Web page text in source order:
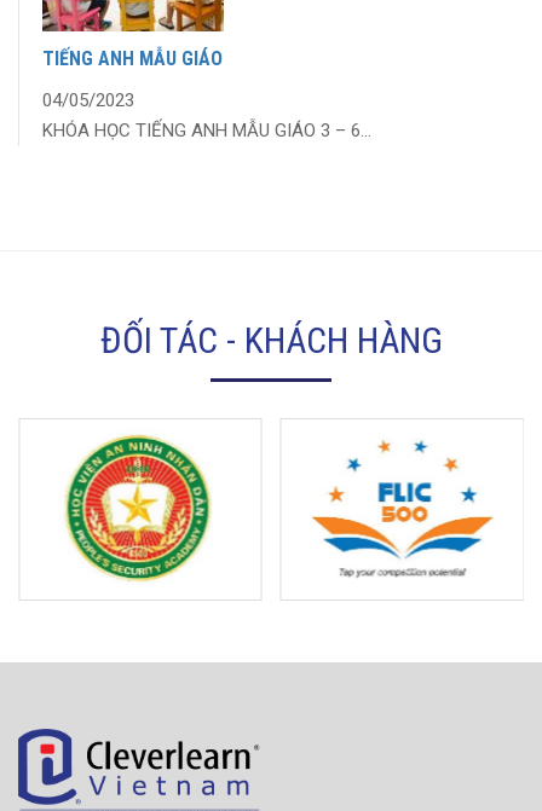
TIẾNG ANH MẪU GIÁO
04/05/2023
KHÓA HỌC TIẾNG ANH MẪU GIÁO 3 – 6...
ĐỐI TÁC - KHÁCH HÀNG